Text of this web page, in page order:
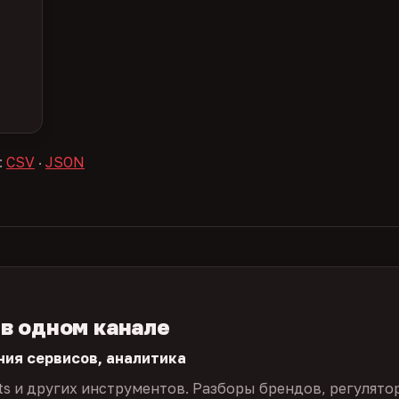
CSV · JSON
одном канале
сервисов, аналитика
и других инструментов. Разборы брендов,